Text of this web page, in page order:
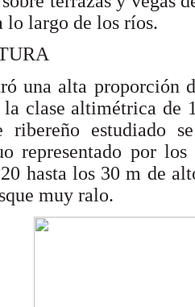
lo largo de los ríos.
una alta proporción
la clase altimétrica de
ribereño estudiado
representado por
hasta los 30 m de
muy ralo.